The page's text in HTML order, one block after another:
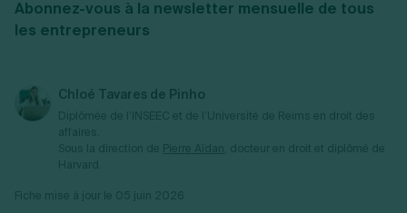
euros). À cela, il faut parfois ajouter des frais
d’honoraires de professionnels engagés
est conseillé de se faire accompagner par un
professionnel en cas de modification
l’entreprise ou sur ses obligations
Abonnez-vous à la newsletter mensuelle de tous
les entrepreneurs
Chloé Tavares de Pinho